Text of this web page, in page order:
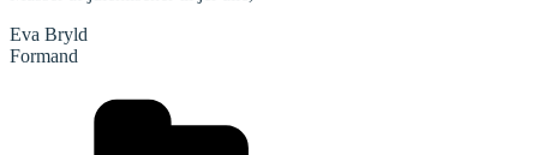
Eva Bryld
Formand